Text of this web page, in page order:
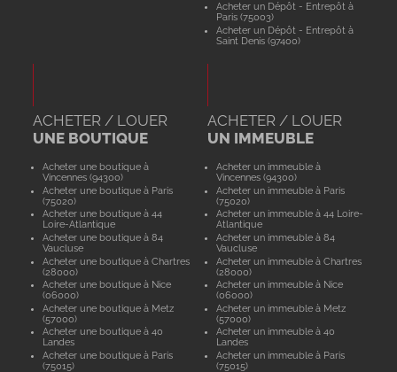
Acheter un Dépôt - Entrepôt à
Paris (75003)
Acheter un Dépôt - Entrepôt à
Saint Denis (97400)
ACHETER / LOUER
UNE BOUTIQUE
Acheter une boutique à
Vincennes (94300)
Acheter une boutique à Paris
(75020)
Acheter une boutique à 44
Loire-Atlantique
Acheter une boutique à 84
Vaucluse
Acheter une boutique à Chartres
(28000)
Acheter une boutique à Nice
(06000)
Acheter une boutique à Metz
(57000)
Acheter une boutique à 40
Landes
Acheter une boutique à Paris
(75015)
ACHETER / LOUER
UN IMMEUBLE
Acheter un immeuble à
Vincennes (94300)
Acheter un immeuble à Paris
(75020)
Acheter un immeuble à 44 Loire-
Atlantique
Acheter un immeuble à 84
Vaucluse
Acheter un immeuble à Chartres
(28000)
Acheter un immeuble à Nice
(06000)
Acheter un immeuble à Metz
(57000)
Acheter un immeuble à 40
Landes
Acheter un immeuble à Paris
(75015)